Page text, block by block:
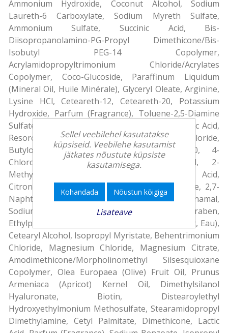
Ammonium Hydroxide, Coconut Alcohol, Sodium
Laureth-6 Carboxylate, Sodium Myreth Sulfate,
Ammonium Sulfate, Succinic Acid, Bis-
Diisopropanolamino-PG-Propyl Dimethicone/Bis-
Isobutyl PEG-14 Copolymer,
Acrylamidopropyltrimonium Chloride/Acrylates
Copolymer, Coco-Glucoside, Paraffinum Liquidum
(Mineral Oil, Huile Minérale), Glyceryl Oleate, Arginine,
Lysine HCl, Ceteareth-12, Ceteareth-20, Potassium
Hydroxide, Parfum (Fragrance), Toluene-2,5-Diamine
Sulfate, Sodium Sulfite, Sodium Silicate, Etidronic Acid,
Resorcinol, Ascorbic Acid, Sodium Chloride,
Butyloctanol, Citric Acid, Polysorbate 20, 4-
Chlororesorcinol, Linalool, Phenoxyethanol, 2-
Methylresorcinol, Benzyl Salicylate, Lactic Acid,
Citronellol, m-Aminophenol, Geraniol, Limonene, 2,7-
Naphthalenediol, Ethyl 2,2-Dimethylhydrocinnamal,
Sodium Benzoate, Benzyl Alcohol, Methylparaben,
Ethylparaben|Conditioner, rinse off:Aqua (Water, Eau),
Cetearyl Alcohol, Isopropyl Myristate, Behentrimonium
Chloride, Magnesium Chloride, Magnesium Citrate,
Amodimethicone/Morpholinomethyl Silsesquioxane
Copolymer, Olea Europaea (Olive) Fruit Oil, Prunus
Armeniaca (Apricot) Kernel Oil, Dimethylsilanol
Hyaluronate, Biotin, Distearoylethyl
Hydroxyethylmonium Methosulfate, Stearamidopropyl
Dimethylamine, Cetyl Palmitate, Dimethicone, Lactic
Sellel veebilehel kasutatakse
küpsiseid. Veebilehe kasutamist
jätkates nõustute küpsiste
kasutamisega.
Kohandada Nõustun kõigiga
Lisateave